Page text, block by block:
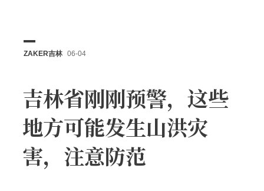
ZAKER吉林 06-04
吉林省刚刚预警，这些
地方可能发生山洪灾
害，注意防范